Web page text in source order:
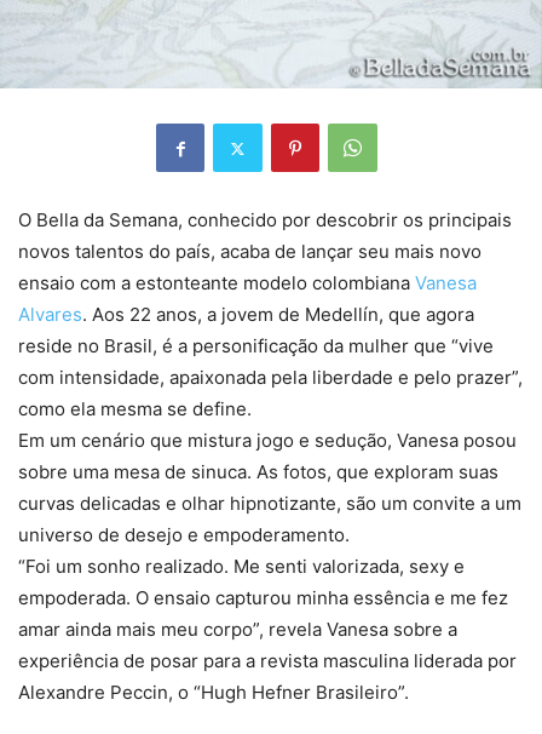
O Bella da Semana, conhecido por descobrir os principais
novos talentos do país, acaba de lançar seu mais novo
ensaio com a estonteante modelo colombiana Vanesa
Alvares. Aos 22 anos, a jovem de Medellín, que agora
reside no Brasil, é a personificação da mulher que “vive
com intensidade, apaixonada pela liberdade e pelo prazer”,
como ela mesma se define.
Em um cenário que mistura jogo e sedução, Vanesa posou
sobre uma mesa de sinuca. As fotos, que exploram suas
curvas delicadas e olhar hipnotizante, são um convite a um
universo de desejo e empoderamento.
“Foi um sonho realizado. Me senti valorizada, sexy e
empoderada. O ensaio capturou minha essência e me fez
amar ainda mais meu corpo”, revela Vanesa sobre a
experiência de posar para a revista masculina liderada por
Alexandre Peccin, o “Hugh Hefner Brasileiro”.